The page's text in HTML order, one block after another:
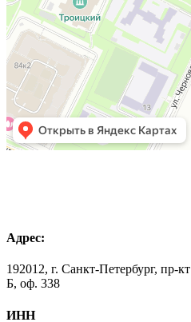
Адрес:
192012, г. Санкт-Петербург, пр-
Б, оф. 338
ИНН